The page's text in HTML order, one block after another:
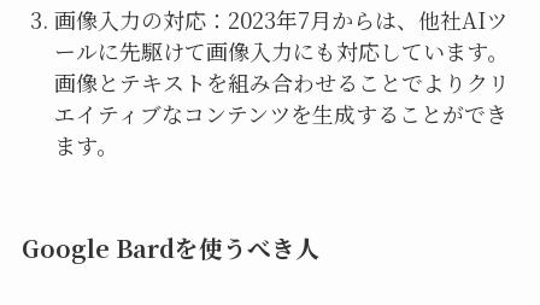
画像入力の対応：2023年7月からは、他社AIツ
ールに先駆けて画像入力にも対応しています。
画像とテキストを組み合わせることでよりクリ
エイティブなコンテンツを生成することができ
ます。
Google Bardを使うべき人